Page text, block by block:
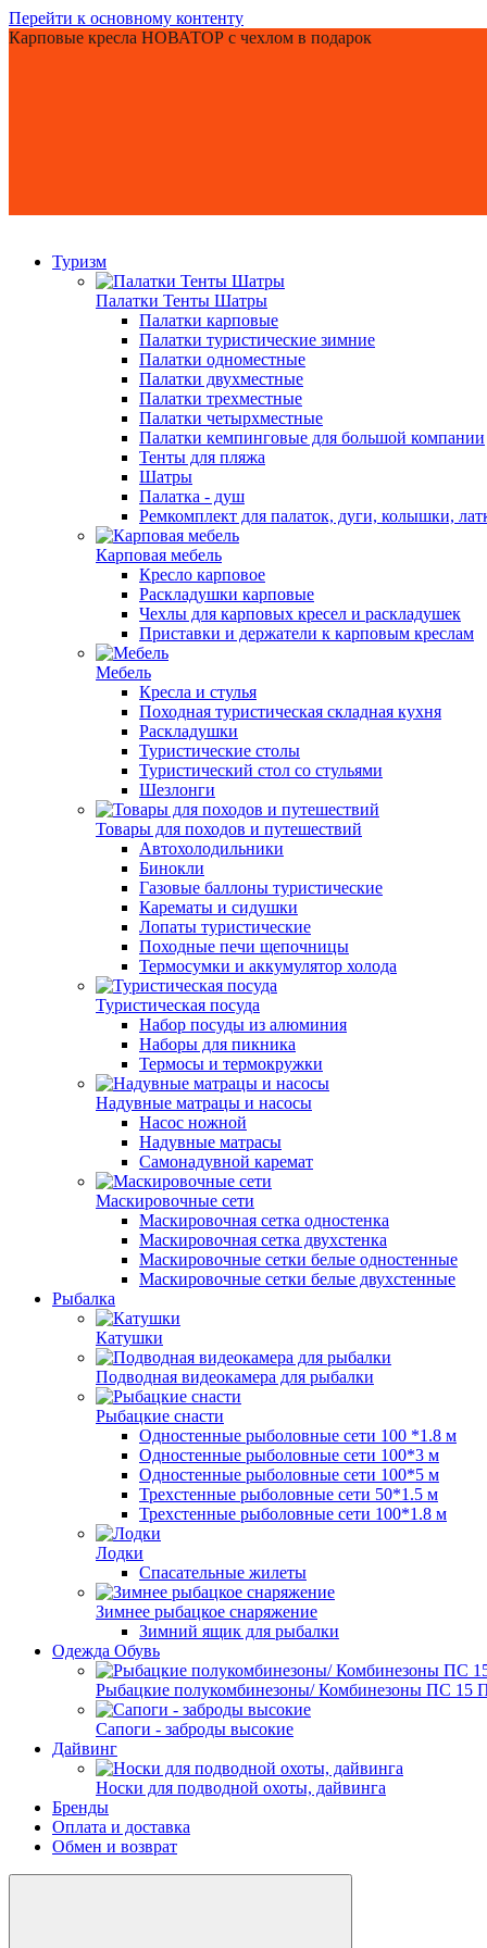
Перейти к основному контенту
Карповые кресла НОВАТОР с чехлом в подарок
Туризм
Палатки Тенты Шатры
Палатки карповые
Палатки туристические зимние
Палатки одноместные
Палатки двухместные
Палатки трехместные
Палатки четырхместные
Палатки кемпинговые для большой компании
Тенты для пляжа
Шатры
Палатка - душ
Ремкомплект для палаток, дуги, колышки,
Карповая мебель
Кресло карповое
Раскладушки карповые
Чехлы для карповых кресел и раскладушек
Приставки и держатели к карповым креслам
Мебель
Кресла и стулья
Походная туристическая складная кухня
Раскладушки
Туристические столы
Туристический стол со стульями
Шезлонги
Товары для походов и путешествий
Автохолодильники
Бинокли
Газовые баллоны туристические
Карематы и сидушки
Лопаты туристические
Походные печи щепочницы
Термосумки и аккумулятор холода
Туристическая посуда
Набор посуды из алюминия
Наборы для пикника
Термосы и термокружки
Надувные матрацы и насосы
Насос ножной
Надувные матрасы
Самонадувной каремат
Маскировочные сети
Маскировочная сетка одностенка
Маскировочная сетка двухстенка
Маскировочные сетки белые одностенные
Маскировочные сетки белые двухстенные
Рыбалка
Катушки
Подводная видеокамера для рыбалки
Рыбацкие снасти
Одностенные рыболовные сети 100 *1.8 м
Одностенные рыболовные сети 100*3 м
Одностенные рыболовные сети 100*5 м
Трехстенные рыболовные сети 50*1.5 м
Трехстенные рыболовные сети 100*1.8 м
Лодки
Спасательные жилеты
Зимнее рыбацкое снаряжение
Зимний ящик для рыбалки
Одежда Обувь
Рыбацкие полукомбинезоны/ Комбинезоны ПС 15
Сапоги - заброды высокие
Дайвинг
Носки для подводной охоты, дайвинга
Бренды
Оплата и доставка
Обмен и возврат